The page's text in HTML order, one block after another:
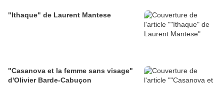
"Ithaque" de Laurent Mantese
"Casanova et la femme sans visage"
d'Olivier Barde-Cabuçon